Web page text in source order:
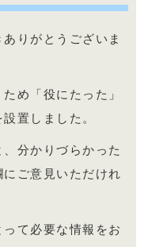
りがとうございま
め「役にたった」
置しました。
分かりづらかった
ご意見いただけれ
て必要な情報をお